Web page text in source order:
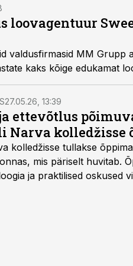
loovagentuur
valdusfirmasid MM Grupp
kaks kõige edukamat
27.05.26, 13:39
ettevõtlus
Narva kolledžisse
kolledžisse tullakse
mis päriselt huvitab.
ja praktilised oskused